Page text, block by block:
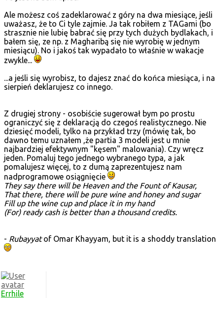
Ale możesz coś zadeklarować z góry na dwa miesiące, jeśli
uważasz, że to Ci tyle zajmie. Ja tak robiłem z TAGami (bo
strasznie nie lubię babrać się przy tych dużych bydlakach, i
bałem się, ze np. z Magharibą się nie wyrobię w jednym
miesiącu). No i jakoś tak wypadało to właśnie w wakacje
zwykle...
...a jeśli się wyrobisz, to dajesz znać do końca miesiąca, i na
sierpień deklarujesz co innego.
Z drugiej strony - osobiście sugerował bym po prostu
ograniczyć się z deklaracją do czegoś realistycznego. Nie
dziesięć modeli, tylko na przykład trzy (mówię tak, bo
dawno temu uznałem ,że partia 3 modeli jest u mnie
najbardziej efektywnym "kęsem" malowania). Czy wręcz
jeden. Pomaluj tego jednego wybranego typa, a jak
pomalujesz więcej, to z dumą zaprezentujesz nam
nadprogramowe osiągnięcie
They say there will be Heaven and the Fount of Kausar,
That there, there will be pure wine and honey and sugar
Fill up the wine cup and place it in my hand
(For) ready cash is better than a thousand credits.
- Rubayyatof Omar Khayyam, but it is a shoddy translation
Errhile